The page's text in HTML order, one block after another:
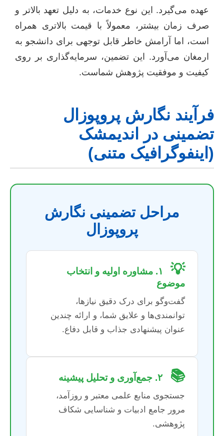
عهده می‌گیرد. این نوع خدمات، به دلیل تعهد بالاتر و
صرف زمان بیشتر، معمولاً با قیمت بالاتری همراه
است، اما آرامش خاطر قابل توجهی برای دانشجو به
ارمغان می‌آورد. این تضمین، سرمایه‌گذاری بر روی
کیفیت و موفقیت پژوهش شماست.
فرآیند نگارش پروپوزال
تضمینی در اندیمشک
(اینفوگرافیک متنی)
مراحل تضمینی نگارش
پروپوزال
💡
۱. مشاوره اولیه و انتخاب
موضوع
گفت‌وگو برای درک دقیق نیازها،
توانمندی‌ها و علایق شما، و ارائه چندین
عنوان پیشنهادی جذاب و قابل دفاع.
📚
جستجوی منابع علمی معتبر و روزآمد،
مرور جامع ادبیات و شناسایی شکاف
پژوهشی.